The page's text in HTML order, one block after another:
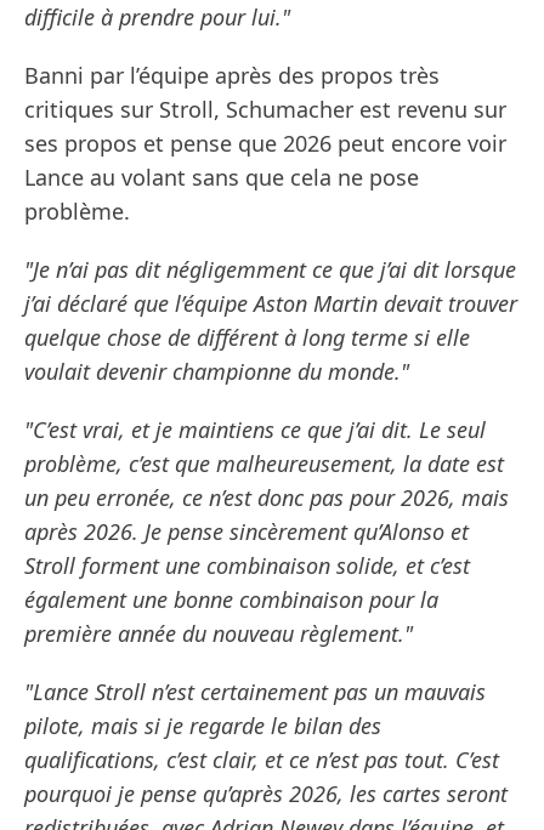
difficile à prendre pour lui."
Banni par l’équipe après des propos très
critiques sur Stroll, Schumacher est revenu sur
ses propos et pense que 2026 peut encore voir
Lance au volant sans que cela ne pose
problème.
"Je n’ai pas dit négligemment ce que j’ai dit lorsque
j’ai déclaré que l’équipe Aston Martin devait trouver
quelque chose de différent à long terme si elle
voulait devenir championne du monde."
"C’est vrai, et je maintiens ce que j’ai dit. Le seul
problème, c’est que malheureusement, la date est
un peu erronée, ce n’est donc pas pour 2026, mais
après 2026. Je pense sincèrement qu’Alonso et
Stroll forment une combinaison solide, et c’est
également une bonne combinaison pour la
première année du nouveau règlement."
"Lance Stroll n’est certainement pas un mauvais
pilote, mais si je regarde le bilan des
qualifications, c’est clair, et ce n’est pas tout. C’est
pourquoi je pense qu’après 2026, les cartes seront